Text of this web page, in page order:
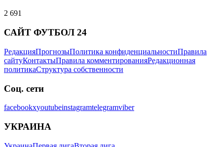
2 691
САЙТ ФУТБОЛ 24
РедакцияПрогнозыПолитика конфиденциальностиПравила
сайтуКонтактыПравила комментированияРедакционная
политикаСтруктура собственности
Соц. сети
facebookxyoutubeinstagramtelegramviber
УКРАИНА